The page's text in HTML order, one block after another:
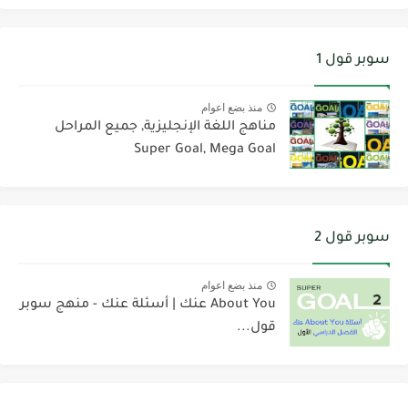
سوبر قول 1
منذ بضع اعوام
مناهج اللغة الإنجليزية, جميع المراحل
Super Goal, Mega Goal
سوبر قول 2
منذ بضع اعوام
About You عنك | أسئلة عنك - منهج سوبر
قول...